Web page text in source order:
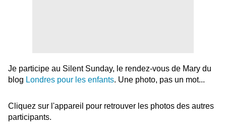
Je participe au Silent Sunday, le rendez-vous de Mary du
blog Londres pour les enfants. Une photo, pas un mot...
Cliquez sur l'appareil pour retrouver les photos des autres
participants.